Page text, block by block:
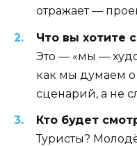
отражает —
Что вы хотите
Это — «мы —
как мы думаем о
сценарий, а не
Кто будет
Туристы?